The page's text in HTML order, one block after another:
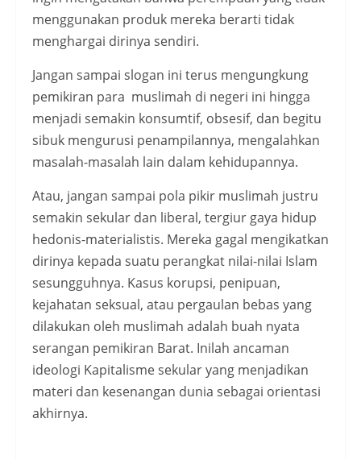
menggunakan produk mereka berarti tidak
menghargai dirinya sendiri.
Jangan sampai slogan ini terus mengungkung
pemikiran para muslimah di negeri ini hingga
menjadi semakin konsumtif, obsesif, dan begitu
sibuk mengurusi penampilannya, mengalahkan
masalah-masalah lain dalam kehidupannya.
Atau, jangan sampai pola pikir muslimah justru
semakin sekular dan liberal, tergiur gaya hidup
hedonis-materialistis. Mereka gagal mengikatkan
dirinya kepada suatu perangkat nilai-nilai Islam
sesungguhnya. Kasus korupsi, penipuan,
kejahatan seksual, atau pergaulan bebas yang
dilakukan oleh muslimah adalah buah nyata
serangan pemikiran Barat. Inilah ancaman
ideologi Kapitalisme sekular yang menjadikan
materi dan kesenangan dunia sebagai orientasi
akhirnya.